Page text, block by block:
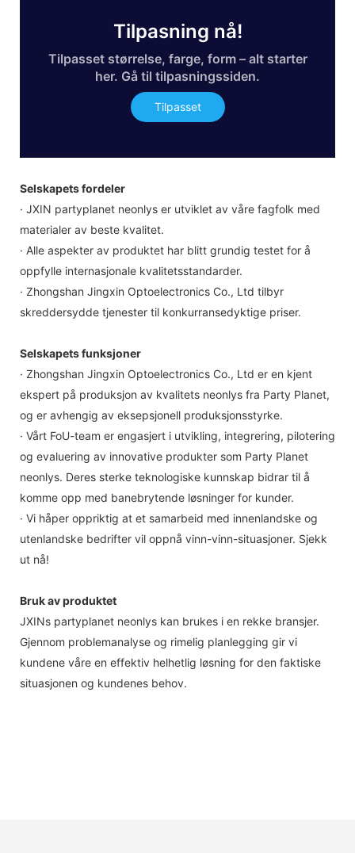
Tilpasning nå!
Tilpasset størrelse, farge, form – alt starter
her. Gå til tilpasningssiden.
Tilpasset
Selskapets fordeler
· JXIN partyplanet neonlys er utviklet av våre fagfolk med
materialer av beste kvalitet.
· Alle aspekter av produktet har blitt grundig testet for å
oppfylle internasjonale kvalitetsstandarder.
· Zhongshan Jingxin Optoelectronics Co., Ltd tilbyr
skreddersydde tjenester til konkurransedyktige priser.
Selskapets funksjoner
· Zhongshan Jingxin Optoelectronics Co., Ltd er en kjent
ekspert på produksjon av kvalitets neonlys fra Party Planet,
og er avhengig av eksepsjonell produksjonsstyrke.
· Vårt FoU-team er engasjert i utvikling, integrering, pilotering
og evaluering av innovative produkter som Party Planet
neonlys. Deres sterke teknologiske kunnskap bidrar til å
komme opp med banebrytende løsninger for kunder.
· Vi håper oppriktig at et samarbeid med innenlandske og
utenlandske bedrifter vil oppnå vinn-vinn-situasjoner. Sjekk
ut nå!
Bruk av produktet
JXINs partyplanet neonlys kan brukes i en rekke bransjer.
Gjennom problemanalyse og rimelig planlegging gir vi
kundene våre en effektiv helhetlig løsning for den faktiske
situasjonen og kundenes behov.